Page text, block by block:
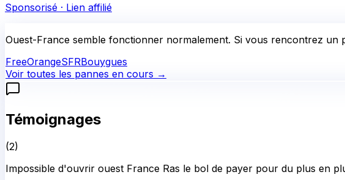
Sponsorisé · Lien affilié
Ouest-France semble fonctionner normalement. Si vous rencontrez un
FreeOrangeSFRBouygues
Voir toutes les pannes en cours →
Témoignages
(2)
Impossible d'ouvrir ouest France Ras le bol de payer pour du plus en